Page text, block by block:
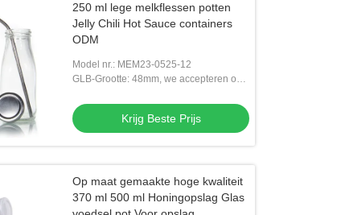
250 ml lege melkflessen potten
Jelly Chili Hot Sauce containers
ODM
Model nr.: MEM23-0525-12
GLB-Grootte: 48mm, we accepteren ook
Krijg Beste Prijs
Op maat gemaakte hoge kwaliteit
370 ml 500 ml Honingopslag Glas